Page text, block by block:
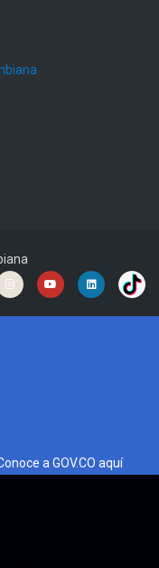
a GOV.CO aquí